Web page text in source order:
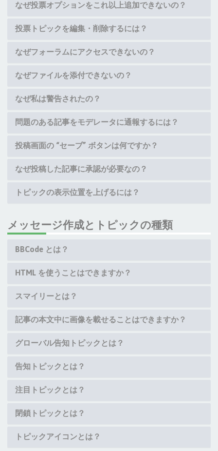
なぜ投票オプションをこれ以上追加できないの？
投票トピックを編集・削除するには？
なぜフォーラムにアクセスできないの？
なぜファイルを添付できないの？
なぜ私は警告されたの？
問題のある記事をモデレータに通報するには？
投稿画面の “セーブ” ボタンは何ですか？
なぜ投稿した記事に承認が必要なの？
トピックの表示位置を上げるには？
メッセージ作成とトピックの種類
BBCode とは？
HTML を使うことはできますか？
スマイリーとは？
記事の本文中に画像を載せることはできますか？
グローバル告知トピックとは？
告知トピックとは？
注目トピックとは？
閉鎖トピックとは？
トピックアイコンとは？